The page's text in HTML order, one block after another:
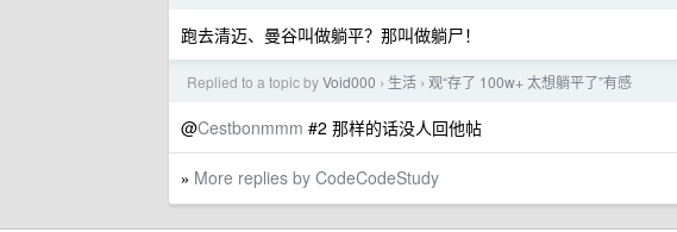
跑去清迈、曼谷叫做躺平？那叫做躺尸！
Replied to a topic byVoid000 › 生活 › 观“存了 100w+ 太想躺平了”有感
@Cestbonmmm #2 那样的话没人回他帖
» More replies by CodeCodeStudy